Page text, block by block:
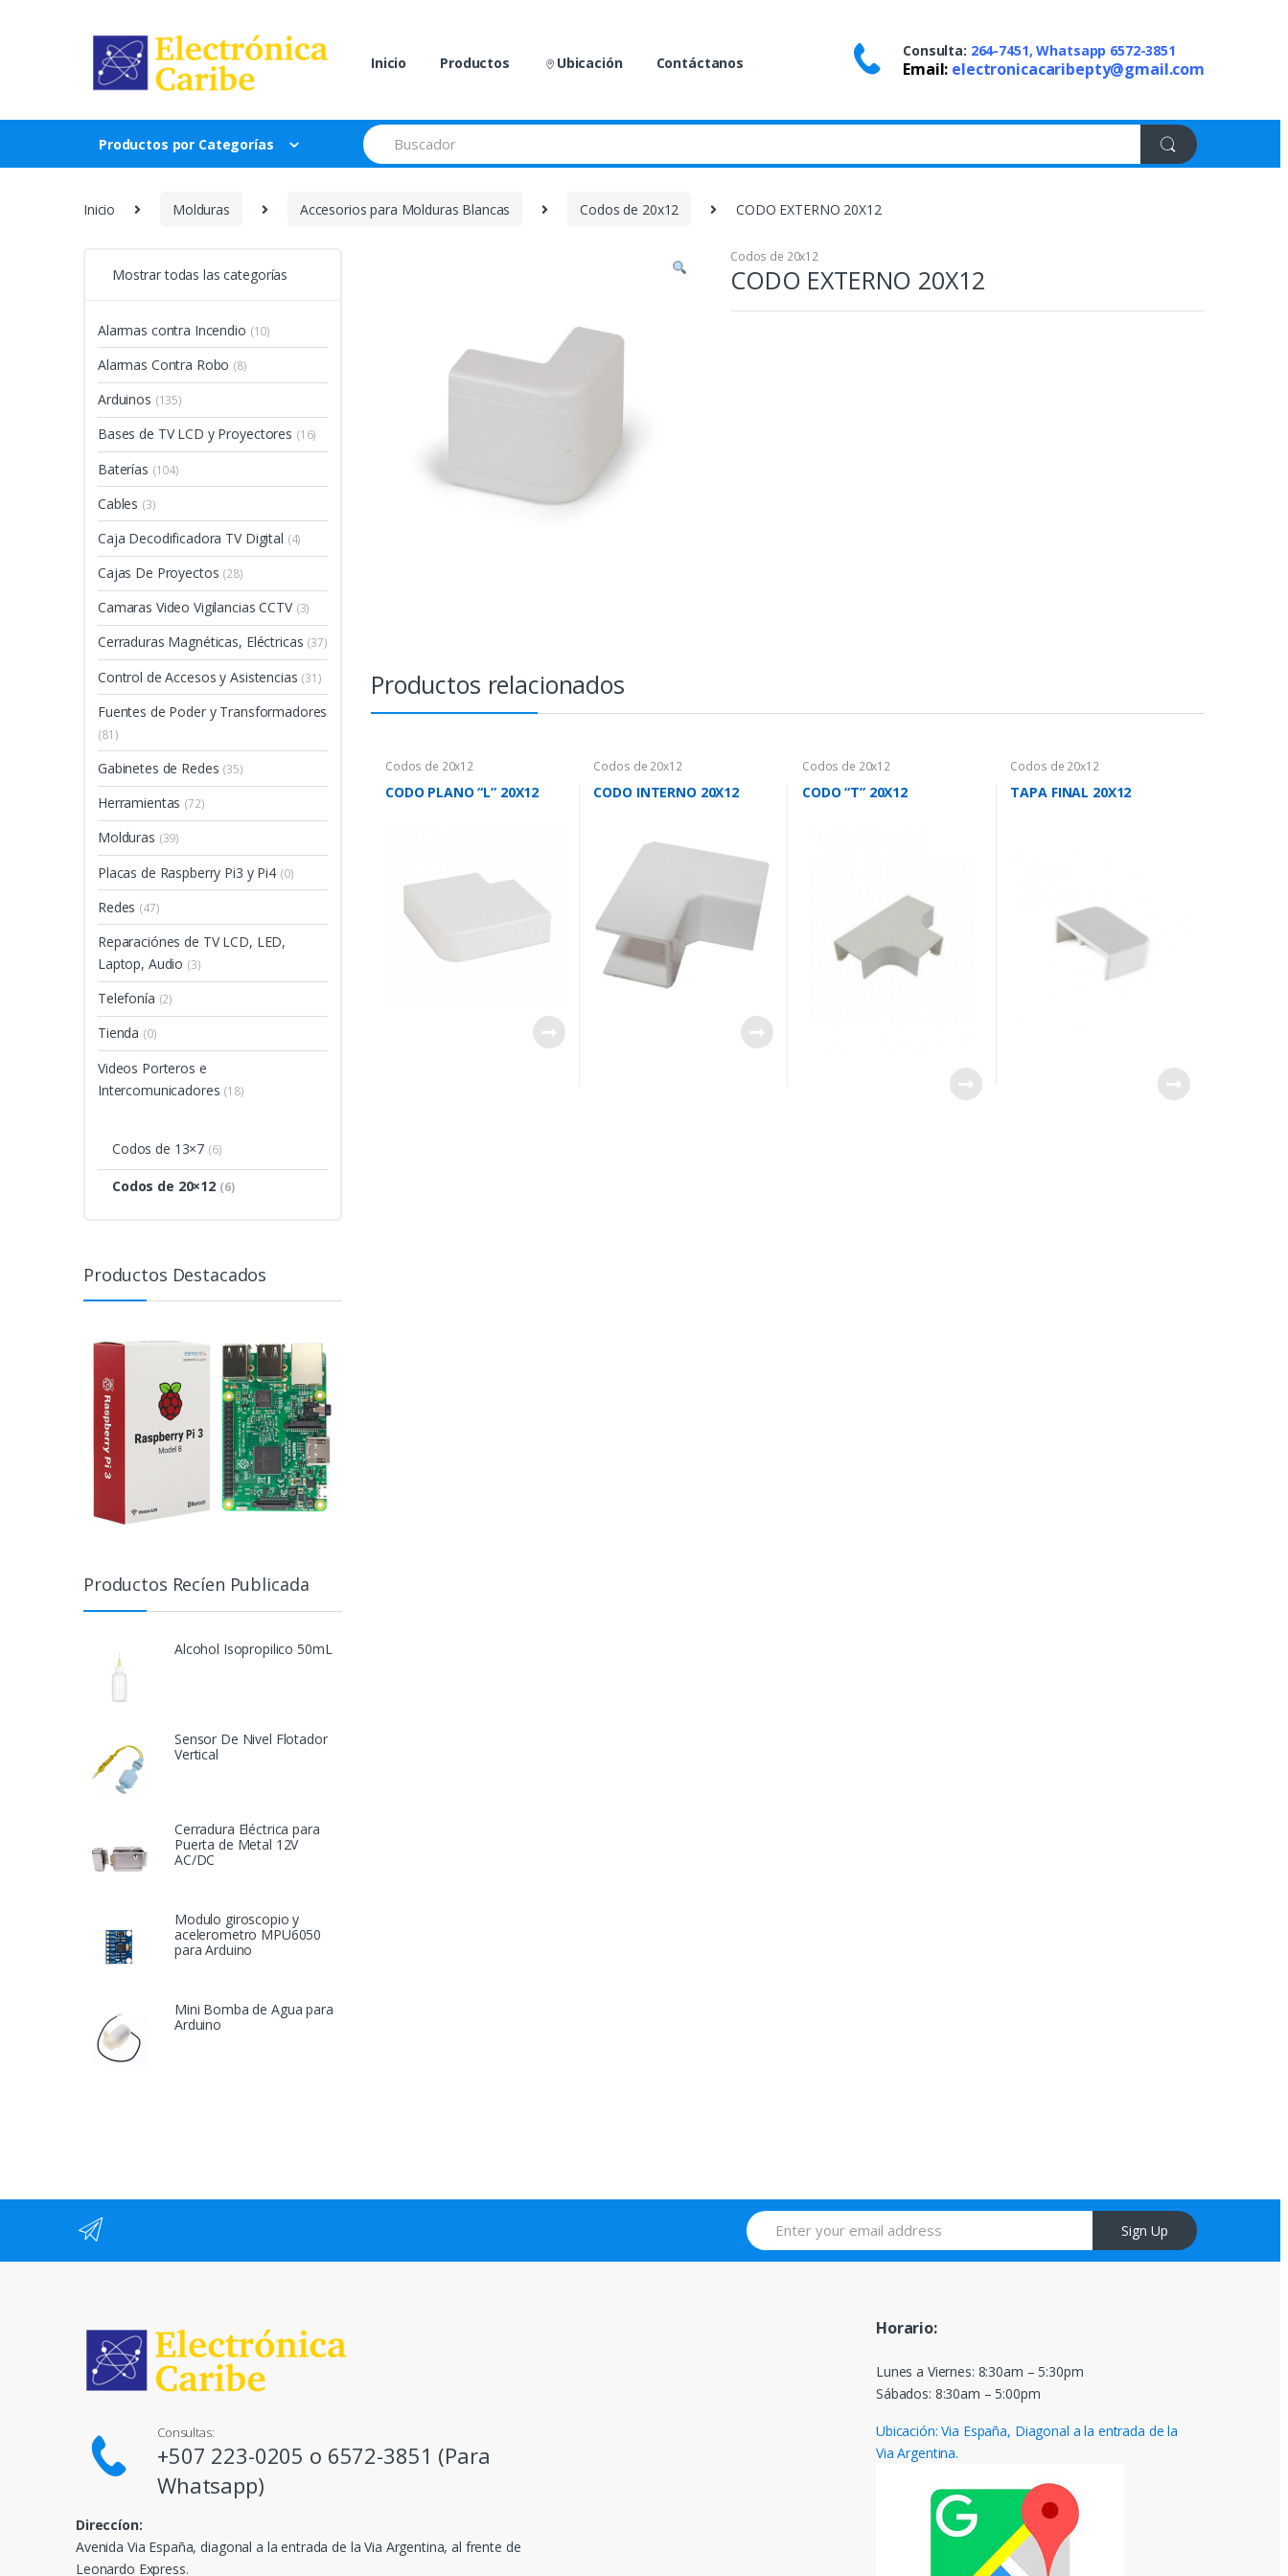
Inicio Productos Ubicación Contáctanos
Consulta: 264-7451, Whatsapp 6572-3851
Email: electronicacaribepty@gmail.com
Productos por Categorías
Search
for:
Inicio Molduras Accesorios para Molduras Blancas Codos de 20x12 CODO EXTERNO 20X12
Codos de 20x12
CODO EXTERNO 20X12
Productos relacionados
Codos de 20x12
CODO PLANO “L” 20X12
Codos de 20x12
CODO INTERNO 20X12
Codos de 20x12
CODO “T” 20X12
Codos de 20x12
TAPA FINAL 20X12
Mostrar todas las categorías
Alarmas contra Incendio (10)
Alarmas Contra Robo (8)
Arduinos (135)
Bases de TV LCD y Proyectores (16)
Baterías (104)
Cables (3)
Caja Decodificadora TV Digital (4)
Cajas De Proyectos (28)
Camaras Video Vigilancias CCTV (3)
Cerraduras Magnéticas, Eléctricas (37)
Control de Accesos y Asistencias (31)
Fuentes de Poder y Transformadores
(81)
Gabinetes de Redes (35)
Herramientas (72)
Molduras (39)
Placas de Raspberry Pi3 y Pi4 (0)
Redes (47)
Reparaciónes de TV LCD, LED,
Laptop, Audio (3)
Telefonía (2)
Tienda (0)
Videos Porteros e
Intercomunicadores (18)
Codos de 13×7 (6)
Codos de 20×12 (6)
Productos Destacados
Productos Recíen Publicada
Alcohol Isopropilico 50mL
Sensor De Nivel Flotador
Vertical
Cerradura Eléctrica para
Puerta de Metal 12V
AC/DC
Modulo giroscopio y
acelerometro MPU6050
para Arduino
Mini Bomba de Agua para
Arduino
Sign Up
Consultas:
+507 223-0205 o 6572-3851 (Para
Whatsapp)
Direccíon:
Avenida Via España, diagonal a la entrada de la Via Argentina, al frente de
Leonardo Express.
Horario:
Lunes a Viernes: 8:30am – 5:30pm
Sábados: 8:30am – 5:00pm
Ubicación: Via España, Diagonal a la entrada de la
Via Argentina.